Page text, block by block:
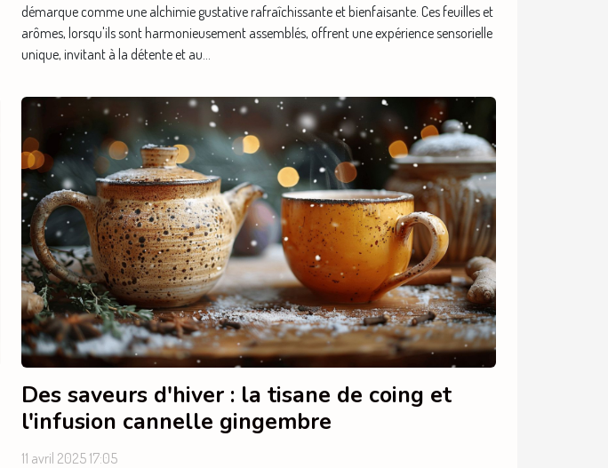
démarque comme une alchimie gustative rafraîchissante et bienfaisante. Ces feuilles et
arômes, lorsqu'ils sont harmonieusement assemblés, offrent une expérience sensorielle
unique, invitant à la détente et au...
Des saveurs d'hiver : la tisane de coing et
l'infusion cannelle gingembre
11 avril 2025 17:05